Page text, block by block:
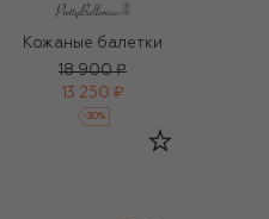
Кожаные балетки
18 900 ₽
13 250 ₽
-30%